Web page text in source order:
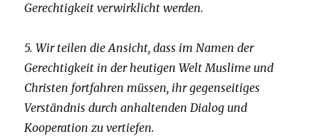
Gerechtigkeit verwirklicht werden.
5. Wir teilen die Ansicht, dass im Namen der
Gerechtigkeit in der heutigen Welt Muslime und
Christen fortfahren müssen, ihr gegenseitiges
Verständnis durch anhaltenden Dialog und
Kooperation zu vertiefen.